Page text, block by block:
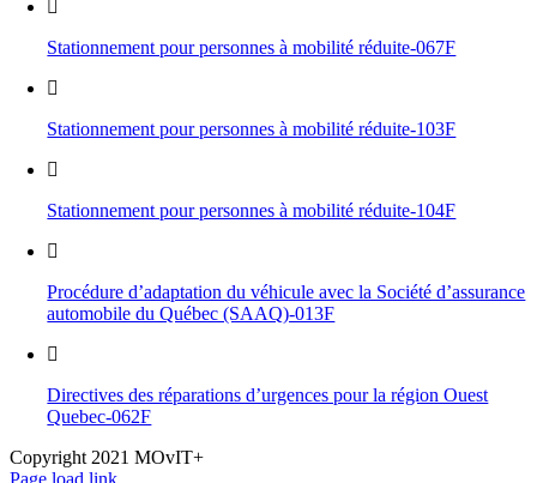
Stationnement pour personnes à mobilité réduite-067F
Stationnement pour personnes à mobilité réduite-103F
Stationnement pour personnes à mobilité réduite-104F
Procédure d’adaptation du véhicule avec la Société d’assurance
automobile du Québec (SAAQ)-013F
Directives des réparations d’urgences pour la région Ouest
Quebec-062F
Copyright 2021 MOvIT+
Page load link